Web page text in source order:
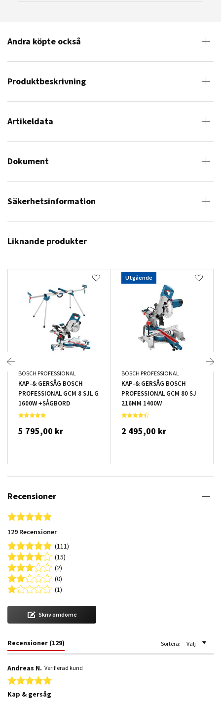
Andra köpte också
Produktbeskrivning
Artikeldata
Dokument
Säkerhetsinformation
Liknande produkter
BOSCH PROFESSIONAL
KAP-& GERSÅG BOSCH
PROFESSIONAL GCM 8 SJL G
1600W +SÅGBORD
5 795,00 kr
Utgående
BOSCH PROFESSIONAL
KAP-& GERSÅG BOSCH
PROFESSIONAL GCM 80 SJ
216MM 1400W
2 495,00 kr
Recensioner
4.8 star rating
129 Recensioner
(111)
(15)
(2)
(0)
(1)
Skriv omdöme
Recensioner (129) Sortera: Välj
Andreas N. Verifierad kund
5.0 star rating
Kap & gersåg